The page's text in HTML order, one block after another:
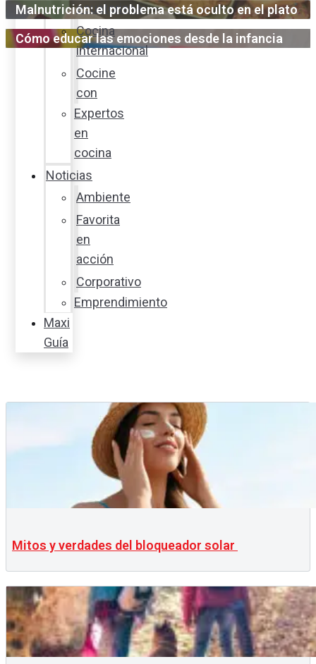
ecuatoriana
Cocina
internacional
Cocine
con
Expertos
en
cocina
Noticias
Ambiente
Favorita
en
acción
Corporativo
Emprendimiento
Maxi
Guía
Malnutrición: el problema está oculto en el plato
Cómo educar las emociones desde la infancia
Mitos y verdades del bloqueador solar